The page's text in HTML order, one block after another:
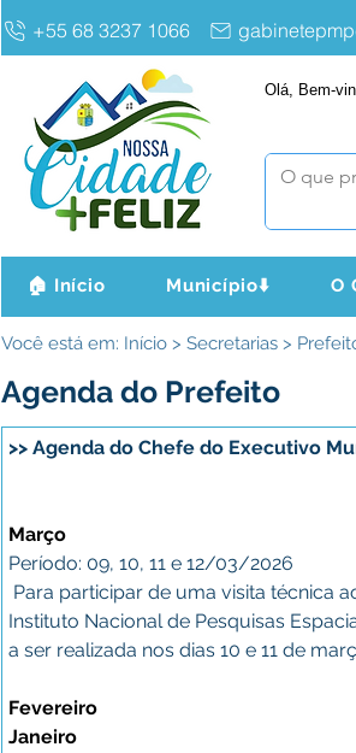
+55 68 3237 1066
Olá, Bem-
🏠 Início Município⬇️ O
Você está em: Início > Secretarias >
Agenda do Prefeito
>> Agenda do Chefe do Executivo
Março
Período: 09, 10, 11 e 12/03/2026
Para participar de uma visita técnica
Instituto Nacional de Pesquisas
a ser realizada nos dias 10 e 11 de
Fevereiro
Janeiro